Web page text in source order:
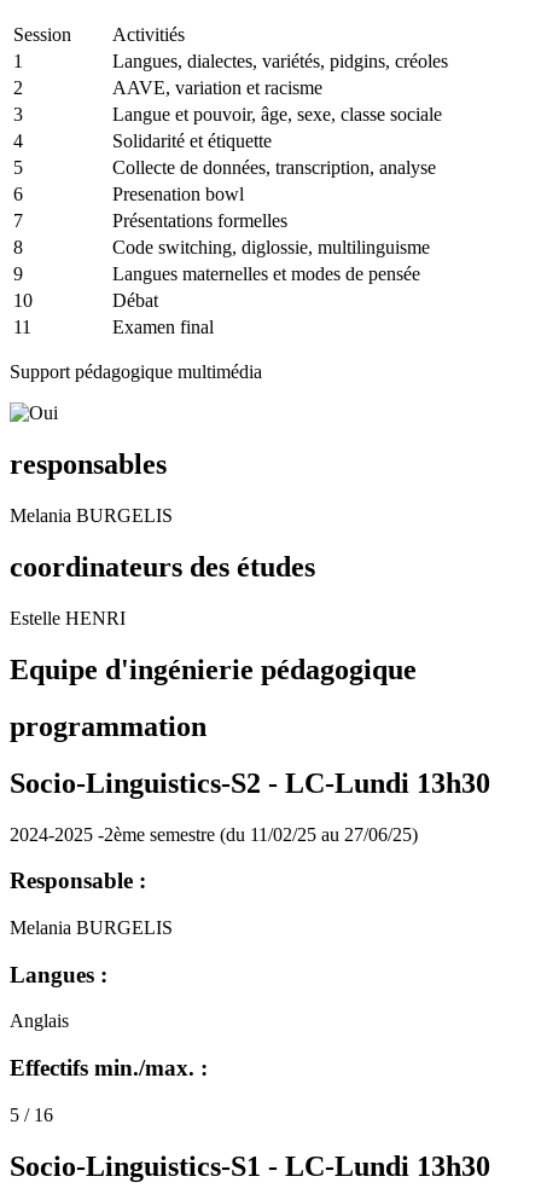
Session
Activitiés
1
Langues, dialectes, variétés, pidgins, créoles
2
AAVE, variation et racisme
3
Langue et pouvoir, âge, sexe, classe sociale
4
Solidarité et étiquette
5
Collecte de données, transcription, analyse
6
Presenation bowl
7
Présentations formelles
8
Code switching, diglossie, multilinguisme
9
Langues maternelles et modes de pensée
10
Débat
11
Examen final
Support pédagogique multimédia
responsables
Melania BURGELIS
coordinateurs des études
Estelle HENRI
Equipe d'ingénierie pédagogique
programmation
Socio-Linguistics-S2 - LC-Lundi 13h30
2024-2025 -2ème semestre (du 11/02/25 au 27/06/25)
Responsable :
Melania BURGELIS
Langues :
Anglais
Effectifs min./max. :
5 / 16
Socio-Linguistics-S1 - LC-Lundi 13h30